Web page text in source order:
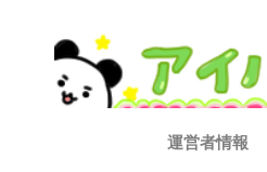
運営者情報